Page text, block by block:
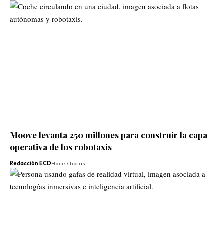
Moove levanta 250 millones para construir la capa
operativa de los robotaxis
Redacción ECDHace 7 horas